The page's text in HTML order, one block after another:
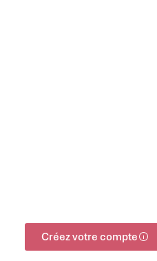
Créez votre compte